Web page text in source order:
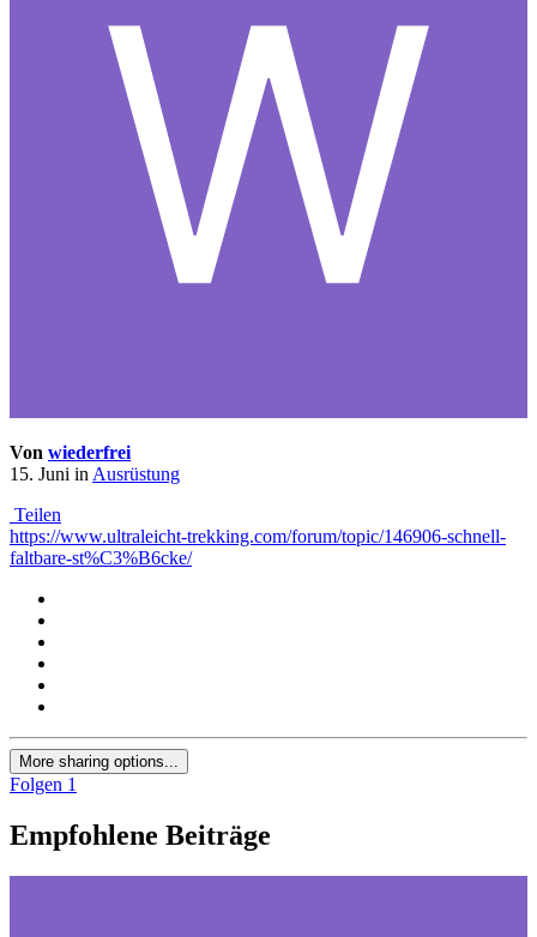
Von wiederfrei
15. Juni inAusrüstung
Teilen
https://www.ultraleicht-trekking.com/forum/topic/146906-schnell-
faltbare-st%C3%B6cke/
More sharing options...
Folgen 1
Empfohlene Beiträge